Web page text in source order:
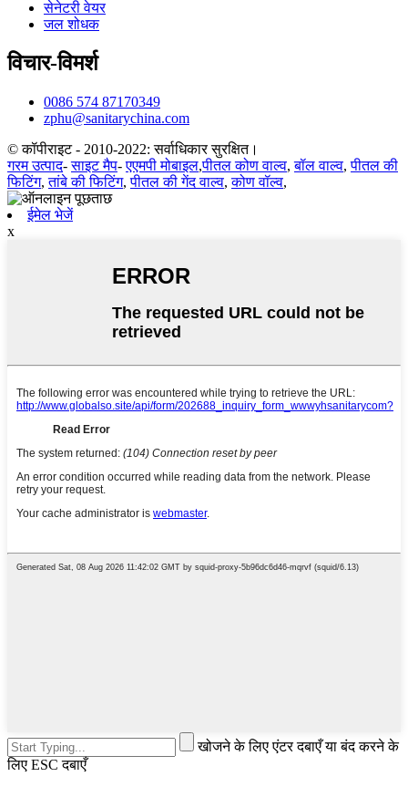
सेनेटरी वेयर
जल शोधक
विचार-विमर्श
0086 574 87170349
zphu@sanitarychina.com
© कॉपीराइट - 2010-2022: सर्वाधिकार सुरक्षित।
गरम उत्पाद-साइट मैप-एएमपी मोबाइल,पीतल कोण वाल्व,बॉल वाल्व,पीतल की
फिटिंग,तांबे की फिटिंग,पीतल की गेंद वाल्व,कोण वॉल्व,
ईमेल भेजें
x
खोजने के लिए एंटर दबाएँ या बंद करने के
लिए ESC दबाएँ